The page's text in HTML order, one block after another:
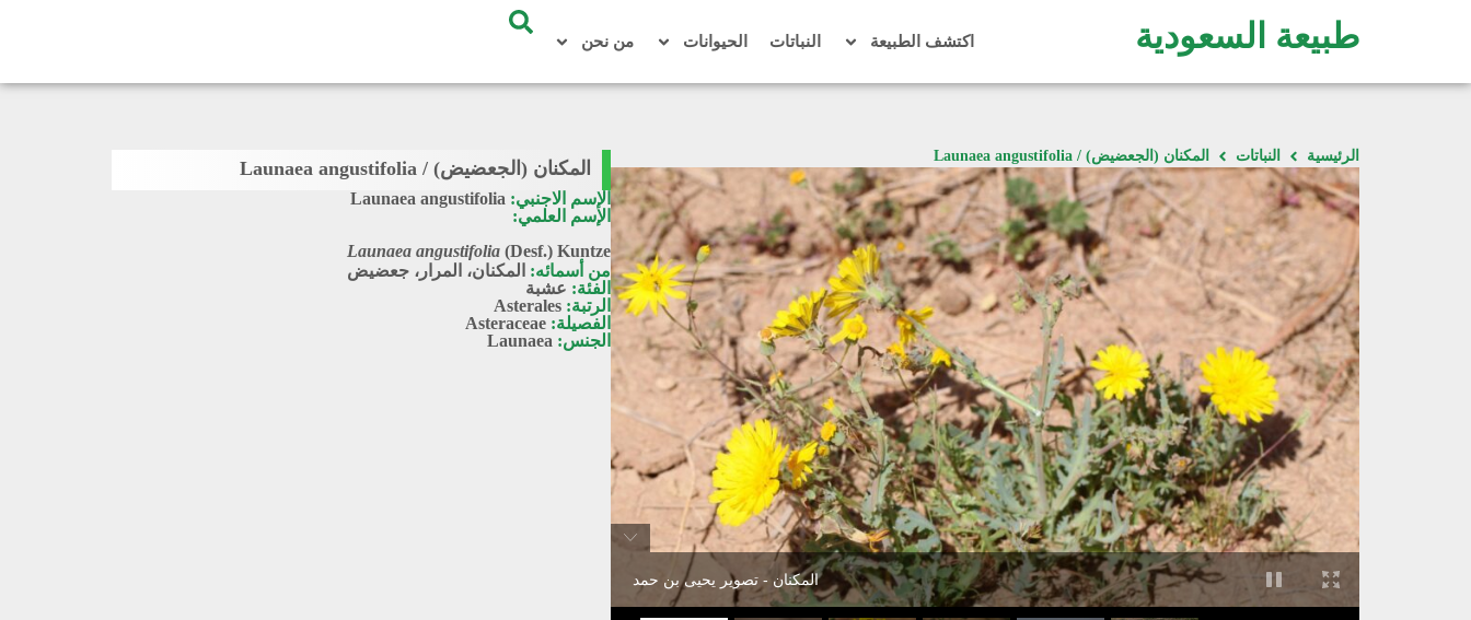
طبيعة السعودية اكتشف الطبيعة النباتات الحيوانات من نحن
الرئيسية النباتات المكنان (الجعضيض) / Launaea angustifolia
المكنان - تصوير يحيى بن حمد
المكنان (الجعضيض) / Launaea angustifolia
الإسم الاجنبي: Launaea angustifolia
الإسم العلمي:
Launaea angustifolia (Desf.) Kuntze
من أسمائه: المكنان، المرار، جعضيض
الفئة: عشبة
الرتبة: Asterales
الفصيلة: Asteraceae
الجنس: Launaea